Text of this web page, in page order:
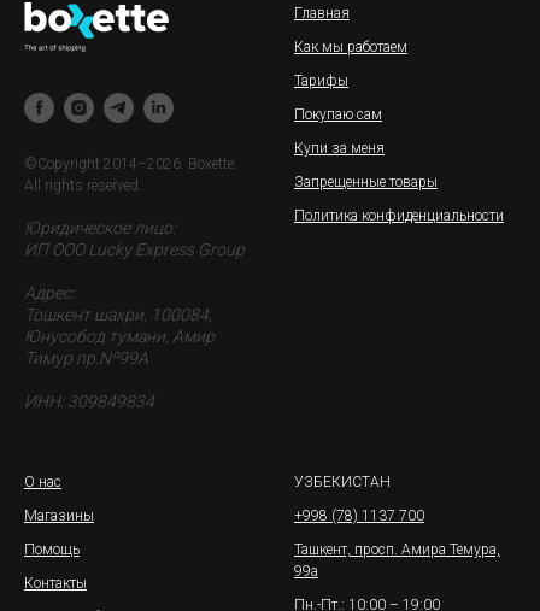
©Copyright 2014–2026. Boxette.
All rights reserved.
Юридическое лицо:
ИП ООО Lucky Express Group
Адрес:
Тошкент шахри, 100084,
Юнусобод тумани, Амир
Тимур пр.Nº99A
ИНН: 309849834
Главная
Как мы работаем
Тарифы
Покупаю сам
Купи за меня
Запрещенные товары
Политика конфиденциальности
О нас
Магазины
Помощь
Контакты
УЗБЕКИСТАН
+998 (78) 1137 700
Ташкент, просп. Амира Темура,
99а
Пн.-Пт.: 10:00 – 19:00